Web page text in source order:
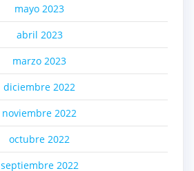
mayo 2023
abril 2023
marzo 2023
diciembre 2022
noviembre 2022
octubre 2022
septiembre 2022